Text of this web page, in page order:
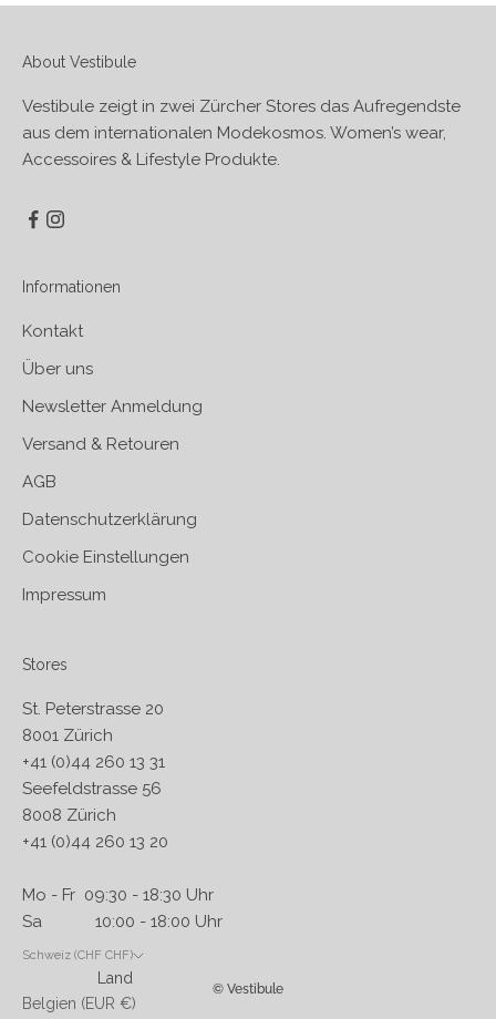
About Vestibule
Vestibule zeigt in zwei Zürcher Stores das Aufregendste
aus dem internationalen Modekosmos. Women’s wear,
Accessoires & Lifestyle Produkte.
Informationen
Kontakt
Über uns
Newsletter Anmeldung
Versand & Retouren
AGB
Datenschutzerklärung
Cookie Einstellungen
Impressum
Stores
St. Peterstrasse 20
8001 Zürich
+41 (0)44 260 13 31
Seefeldstrasse 56
8008 Zürich
+41 (0)44 260 13 20
Mo - Fr 09:30 - 18:30 Uhr
Sa 10:00 - 18:00 Uhr
Schweiz (CHF CHF)
Land
Belgien (EUR €)
© Vestibule